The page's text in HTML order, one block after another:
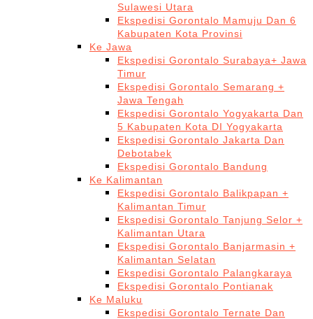
Sulawesi Utara
Ekspedisi Gorontalo Mamuju Dan 6
Kabupaten Kota Provinsi
Ke Jawa
Ekspedisi Gorontalo Surabaya+ Jawa
Timur
Ekspedisi Gorontalo Semarang +
Jawa Tengah
Ekspedisi Gorontalo Yogyakarta Dan
5 Kabupaten Kota DI Yogyakarta
Ekspedisi Gorontalo Jakarta Dan
Debotabek
Ekspedisi Gorontalo Bandung
Ke Kalimantan
Ekspedisi Gorontalo Balikpapan +
Kalimantan Timur
Ekspedisi Gorontalo Tanjung Selor +
Kalimantan Utara
Ekspedisi Gorontalo Banjarmasin +
Kalimantan Selatan
Ekspedisi Gorontalo Palangkaraya
Ekspedisi Gorontalo Pontianak
Ke Maluku
Ekspedisi Gorontalo Ternate Dan